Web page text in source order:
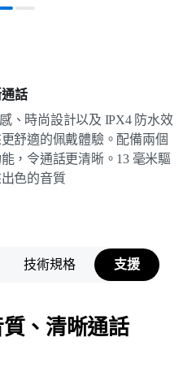
話
、時尚設計以及 IPX4 防水效
舒適的佩戴體驗。配備兩個
，令通話更清晰。13 毫米驅
色的音質
技術規格 支援
、清晰通話